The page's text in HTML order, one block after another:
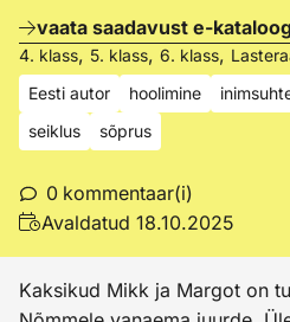
vaata saadavust e-
4. klass, 5. klass, 6. klass,
Eesti autor
hoolimine
seiklus
sõprus
0 kommentaar(i)
Avaldatud 18.10.2025
Kaksikud Mikk ja Margot on